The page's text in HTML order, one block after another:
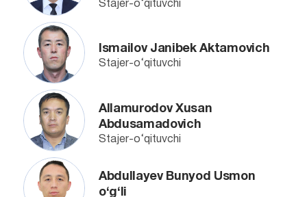
Stajer-o‘qituvchi
Ismailov Janibek Aktamovich
Stajer-o‘qituvchi
Allamurodov Xusan
Abdusamadovich
Stajer-o‘qituvchi
Abdullayev Bunyod Usmon
o‘g‘li